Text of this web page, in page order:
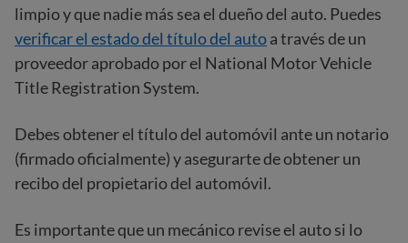
limpio y que nadie más sea el dueño del auto. Puedes
verificar el estado del título del autoa través de un
proveedor aprobado por el National Motor Vehicle
Title Registration System.
Debes obtener el título del automóvil ante un notario
(firmado oficialmente) y asegurarte de obtener un
recibo del propietario del automóvil.
Es importante que un mecánico revise el auto si lo